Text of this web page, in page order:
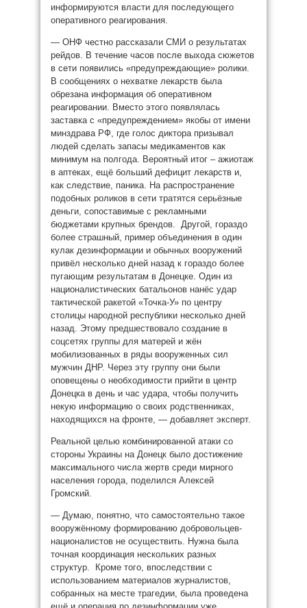
информируются власти для последующего
оперативного реагирования.
— ОНФ честно рассказали СМИ о результатах
рейдов. В течение часов после выхода сюжетов
в сети появились «предупреждающие» ролики.
В сообщениях о нехватке лекарств была
обрезана информация об оперативном
реагировании. Вместо этого появлялась
заставка с «предупреждением» якобы от имени
минздрава РФ, где голос диктора призывал
людей сделать запасы медикаментов как
минимум на полгода. Вероятный итог – ажиотаж
в аптеках, ещё больший дефицит лекарств и,
как следствие, паника. На распространение
подобных роликов в сети тратятся серьёзные
деньги, сопоставимые с рекламными
бюджетами крупных брендов. Другой, гораздо
более страшный, пример объединения в один
кулак дезинформации и обычных вооружений
привёл несколько дней назад к гораздо более
пугающим результатам в Донецке. Один из
националистических батальонов нанёс удар
тактической ракетой «Точка-У» по центру
столицы народной республики несколько дней
назад. Этому предшествовало создание в
соцсетях группы для матерей и жён
мобилизованных в ряды вооруженных сил
мужчин ДНР. Через эту группу они были
оповещены о необходимости прийти в центр
Донецка в день и час удара, чтобы получить
некую информацию о своих родственниках,
находящихся на фронте, — добавляет эксперт.
Реальной целью комбинированной атаки со
стороны Украины на Донецк было достижение
максимального числа жертв среди мирного
населения города, поделился Алексей
Громский.
— Думаю, понятно, что самостоятельно такое
вооружённому формированию добровольцев-
националистов не осуществить. Нужна была
точная координация нескольких разных
структур. Кроме того, впоследствии с
использованием материалов журналистов,
собранных на месте трагедии, была проведена